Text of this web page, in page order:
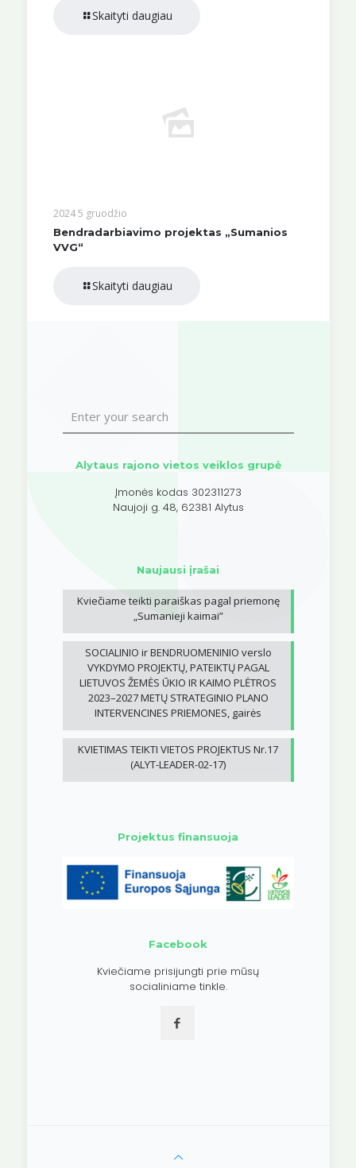
Skaityti daugiau
2024 5 gruodžio
Bendradarbiavimo projektas „Sumanios
VVG“
Skaityti daugiau
Alytaus rajono vietos veiklos grupė
Įmonės kodas 302311273
Naujoji g. 48, 62381 Alytus
Naujausi įrašai
Kviečiame teikti paraiškas pagal priemonę
„Sumanieji kaimai”
SOCIALINIO ir BENDRUOMENINIO verslo
VYKDYMO PROJEKTŲ, PATEIKTŲ PAGAL
LIETUVOS ŽEMĖS ŪKIO IR KAIMO PLĖTROS
2023–2027 METŲ STRATEGINIO PLANO
INTERVENCINES PRIEMONES, gairės
KVIETIMAS TEIKTI VIETOS PROJEKTUS Nr.17
(ALYT-LEADER-02-17)
Projektus finansuoja
Facebook
Kviečiame prisijungti prie mūsų
socialiniame tinkle.